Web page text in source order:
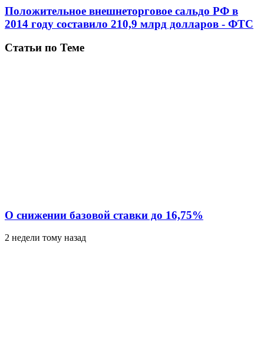
Положительное внешнеторговое сальдо РФ в
2014 году составило 210,9 млрд долларов - ФТС
Статьи по Теме
О снижении базовой ставки до 16,75%
2 недели тому назад